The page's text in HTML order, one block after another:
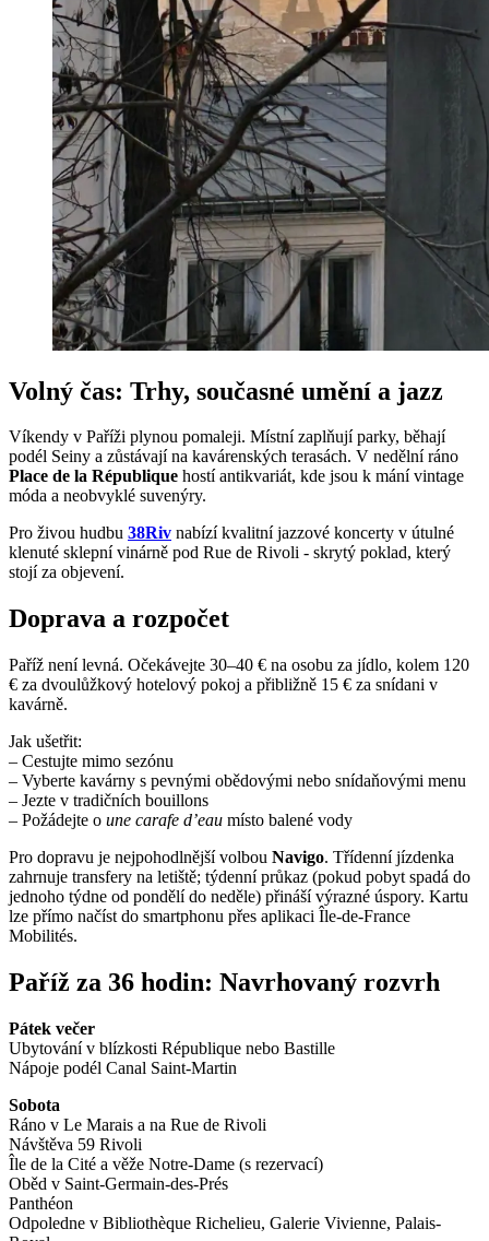
Volný čas: Trhy, současné umění a jazz
Víkendy v Paříži plynou pomaleji. Místní zaplňují parky, běhají
podél Seiny a zůstávají na kavárenských terasách. V nedělní ráno
Place de la République hostí antikvariát, kde jsou k mání vintage
móda a neobvyklé suvenýry.
Pro živou hudbu 38Riv nabízí kvalitní jazzové koncerty v útulné
klenuté sklepní vinárně pod Rue de Rivoli - skrytý poklad, který
stojí za objevení.
Doprava a rozpočet
Paříž není levná. Očekávejte 30–40 € na osobu za jídlo, kolem 120
€ za dvoulůžkový hotelový pokoj a přibližně 15 € za snídani v
kavárně.
Jak ušetřit:
– Cestujte mimo sezónu
– Vyberte kavárny s pevnými obědovými nebo snídaňovými menu
– Jezte v tradičních bouillons
– Požádejte o une carafe d’eau místo balené vody
Pro dopravu je nejpohodlnější volbou Navigo. Třídenní jízdenka
zahrnuje transfery na letiště; týdenní průkaz (pokud pobyt spadá do
jednoho týdne od pondělí do neděle) přináší výrazné úspory. Kartu
lze přímo načíst do smartphonu přes aplikaci Île-de-France
Mobilités.
Paříž za 36 hodin: Navrhovaný rozvrh
Pátek večer
Ubytování v blízkosti République nebo Bastille
Nápoje podél Canal Saint-Martin
Sobota
Ráno v Le Marais a na Rue de Rivoli
Návštěva 59 Rivoli
Île de la Cité a věže Notre-Dame (s rezervací)
Oběd v Saint-Germain-des-Prés
Panthéon
Odpoledne v Bibliothèque Richelieu, Galerie Vivienne, Palais-